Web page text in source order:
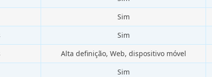
Sim
Sim
Alta definição, Web, dispositivo móvel
Sim